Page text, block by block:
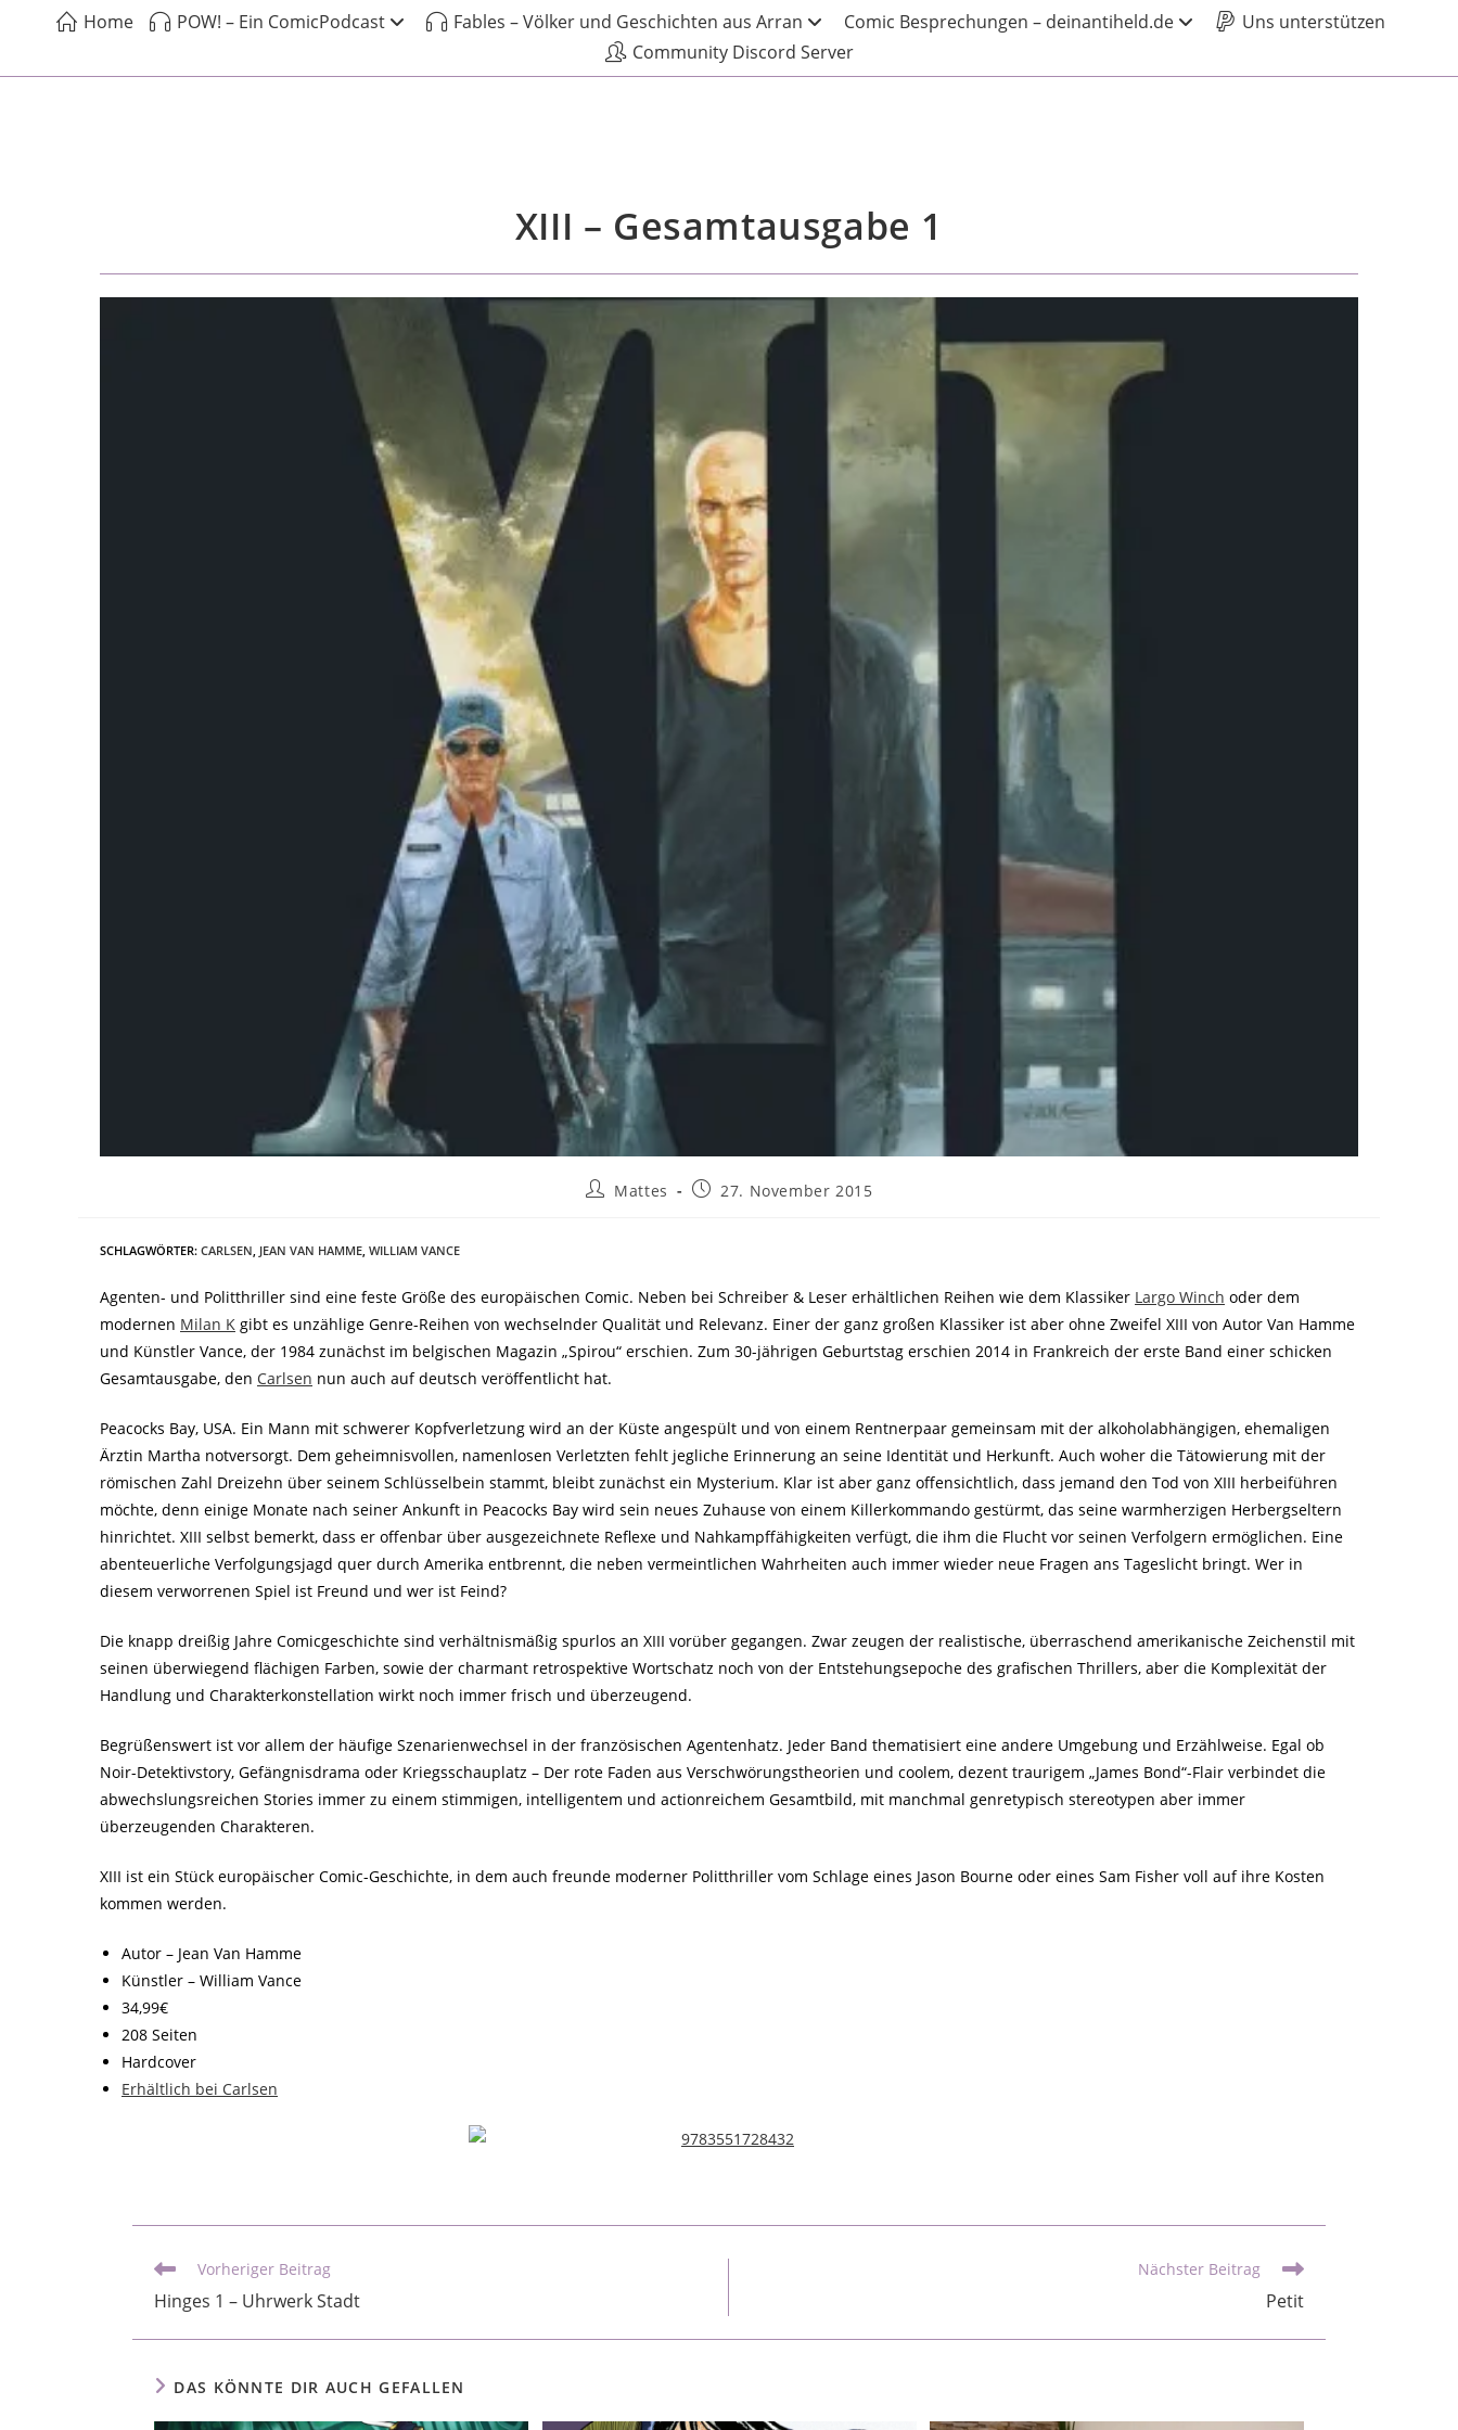
Home POW! – Ein ComicPodcast Fables – Völker und Geschichten aus Arran Comic Besprechungen – deinantiheld.de
Uns unterstützen
Community Discord Server
XIII – Gesamtausgabe 1
Mattes 27. November 2015
SCHLAGWÖRTER: CARLSEN JEAN VAN HAMME WILLIAM VANCE
Agenten- und Politthriller sind eine feste Größe des europäischen Comic. Neben bei Schreiber & Leser erhältlichen Reihen wie dem Klassiker Largo Winch oder dem
modernen Milan K gibt es unzählige Genre-Reihen von wechselnder Qualität und Relevanz. Einer der ganz großen Klassiker ist aber ohne Zweifel XIII von Autor Van Hamme
und Künstler Vance, der 1984 zunächst im belgischen Magazin „Spirou“ erschien. Zum 30-jährigen Geburtstag erschien 2014 in Frankreich der erste Band einer schicken
Gesamtausgabe, den Carlsen nun auch auf deutsch veröffentlicht hat.
Peacocks Bay, USA. Ein Mann mit schwerer Kopfverletzung wird an der Küste angespült und von einem Rentnerpaar gemeinsam mit der alkoholabhängigen, ehemaligen
Ärztin Martha notversorgt. Dem geheimnisvollen, namenlosen Verletzten fehlt jegliche Erinnerung an seine Identität und Herkunft. Auch woher die Tätowierung mit der
römischen Zahl Dreizehn über seinem Schlüsselbein stammt, bleibt zunächst ein Mysterium. Klar ist aber ganz offensichtlich, dass jemand den Tod von XIII herbeiführen
möchte, denn einige Monate nach seiner Ankunft in Peacocks Bay wird sein neues Zuhause von einem Killerkommando gestürmt, das seine warmherzigen Herbergseltern
hinrichtet. XIII selbst bemerkt, dass er offenbar über ausgezeichnete Reflexe und Nahkampffähigkeiten verfügt, die ihm die Flucht vor seinen Verfolgern ermöglichen. Eine
abenteuerliche Verfolgungsjagd quer durch Amerika entbrennt, die neben vermeintlichen Wahrheiten auch immer wieder neue Fragen ans Tageslicht bringt. Wer in
diesem verworrenen Spiel ist Freund und wer ist Feind?
Die knapp dreißig Jahre Comicgeschichte sind verhältnismäßig spurlos an XIII vorüber gegangen. Zwar zeugen der realistische, überraschend amerikanische Zeichenstil mit
seinen überwiegend flächigen Farben, sowie der charmant retrospektive Wortschatz noch von der Entstehungsepoche des grafischen Thrillers, aber die Komplexität der
Handlung und Charakterkonstellation wirkt noch immer frisch und überzeugend.
Begrüßenswert ist vor allem der häufige Szenarienwechsel in der französischen Agentenhatz. Jeder Band thematisiert eine andere Umgebung und Erzählweise. Egal ob
Noir-Detektivstory, Gefängnisdrama oder Kriegsschauplatz – Der rote Faden aus Verschwörungstheorien und coolem, dezent traurigem „James Bond“-Flair verbindet die
abwechslungsreichen Stories immer zu einem stimmigen, intelligentem und actionreichem Gesamtbild, mit manchmal genretypisch stereotypen aber immer
überzeugenden Charakteren.
XIII ist ein Stück europäischer Comic-Geschichte, in dem auch freunde moderner Politthriller vom Schlage eines Jason Bourne oder eines Sam Fisher voll auf ihre Kosten
kommen werden.
Autor – Jean Van Hamme
Künstler – William Vance
34,99€
208 Seiten
Hardcover
Erhältlich bei Carlsen
Vorheriger Beitrag
Hinges 1 – Uhrwerk Stadt
Nächster Beitrag
Petit
DAS KÖNNTE DIR AUCH GEFALLEN